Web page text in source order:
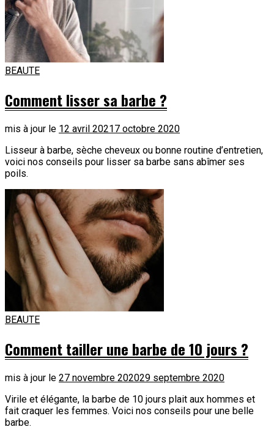
BEAUTE
Comment lisser sa barbe ?
mis à jour le 12 avril 2021 7 octobre 2020
Lisseur à barbe, sèche cheveux ou bonne routine d’entretien,
voici nos conseils pour lisser sa barbe sans abîmer ses
poils.
BEAUTE
Comment tailler une barbe de 10 jours ?
mis à jour le 27 novembre 202029 septembre 2020
Virile et élégante, la barbe de 10 jours plait aux hommes et
fait craquer les femmes. Voici nos conseils pour une belle
barbe.